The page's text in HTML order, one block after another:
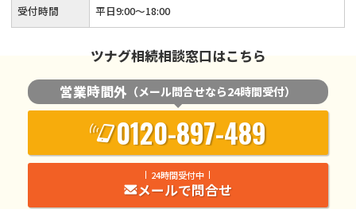
受付時間 平日9:00～18:00
ツナグ相続相談窓口はこちら
営業時間外 （メール問合せなら24時間受付）
0120-897-489
24時間受付中
メールで問合せ